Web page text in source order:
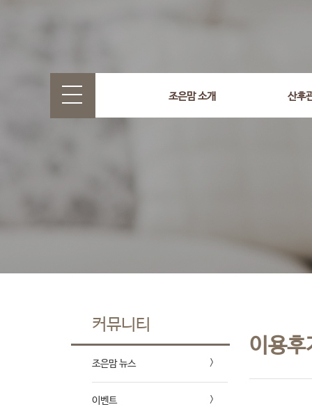
조은맘 소개 산후
select wr_id, wr_subject from g5_write_m05_04 where
커뮤니티
조은맘 뉴스
이벤트
이용후